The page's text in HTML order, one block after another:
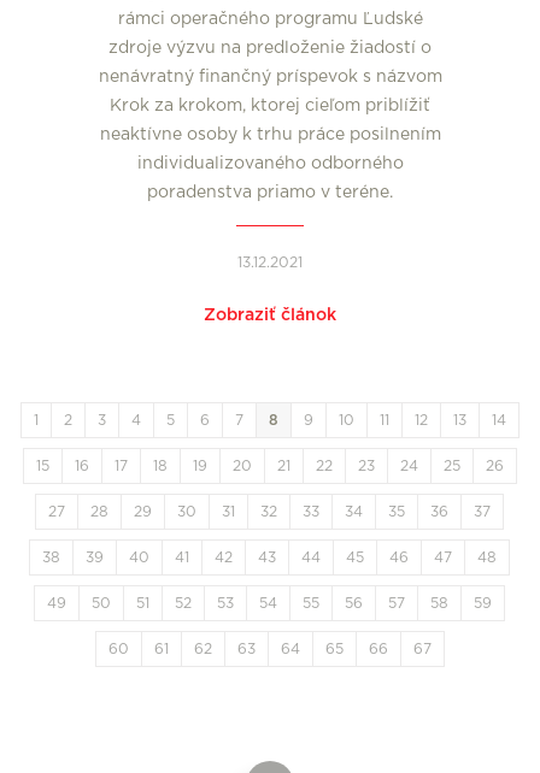
rámci operačného programu Ľudské
zdroje výzvu na predloženie žiadostí o
nenávratný finančný príspevok s názvom
Krok za krokom, ktorej cieľom priblížiť
neaktívne osoby k trhu práce posilnením
individualizovaného odborného
poradenstva priamo v teréne.
13.12.2021
Zobraziť článok
1 2 3 4 5 6 7 8 9 10 11 12 13 14
15 16 17 18 19 20 21 22 23 24 25 26
27 28 29 30 31 32 33 34 35 36 37
38 39 40 41 42 43 44 45 46 47 48
49 50 51 52 53 54 55 56 57 58 59
60 61 62 63 64 65 66 67